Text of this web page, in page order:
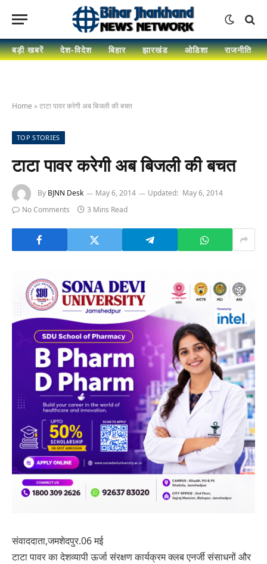
बड़ी खबरें देश-विदेश बिहार झारखंड ओडिशा राजनीति
Home »टाटा पावर करेगी अब बिजली की बचत
TOP STORIES
टाटा पावर करेगी अब बिजली की बचत
By BJNN Desk May 6, 2014 Updated: May 6, 2014
No Comments
3 Mins Read
संवाददाता,जमशेदपुर.06 मई
टाटा पावर का देशव्यापी ऊर्जा संरक्षण कार्यक्रम क्लब एनर्जी संसाधनों और